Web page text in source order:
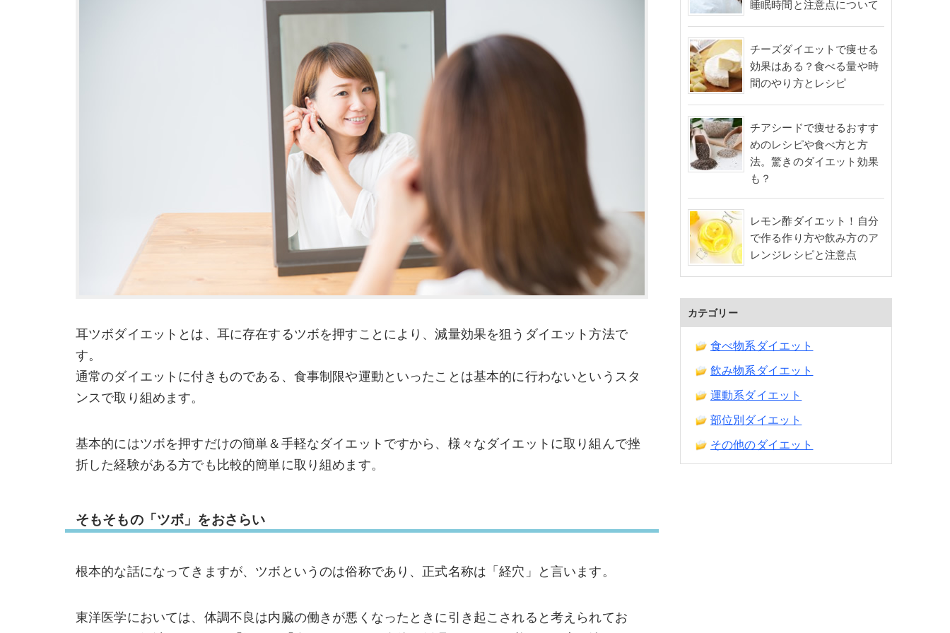
耳ツボダイエットとは、耳に存在するツボを押すことにより、減量効果を狙うダイエット方法で
す。
通常のダイエットに付きものである、食事制限や運動といったことは基本的に行わないというスタ
ンスで取り組めます。
基本的にはツボを押すだけの簡単＆手軽なダイエットですから、様々なダイエットに取り組んで挫
折した経験がある方でも比較的簡単に取り組めます。
そもそもの「ツボ」をおさらい
根本的な話になってきますが、ツボというのは俗称であり、正式名称は「経穴」と言います。
東洋医学においては、体調不良は内臓の働きが悪くなったときに引き起こされると考えられてお
睡眠時間と注意点について
チーズダイエットで痩せる
効果はある？食べる量や時
間のやり方とレシピ
チアシードで痩せるおすす
めのレシピや食べ方と方
法。驚きのダイエット効果
も？
レモン酢ダイエット！自分
で作る作り方や飲み方のア
レンジレシピと注意点
カテゴリー
食べ物系ダイエット
飲み物系ダイエット
運動系ダイエット
部位別ダイエット
その他のダイエット